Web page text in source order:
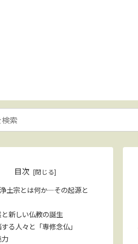
目次
土宗とは何か—その起源と
新しい仏教の誕生
る人々と「専修念仏」